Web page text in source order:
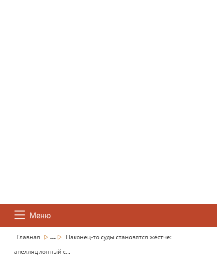
Меню
Главная ...
Наконец-то суды становятся жёстче:
апелляционный с...